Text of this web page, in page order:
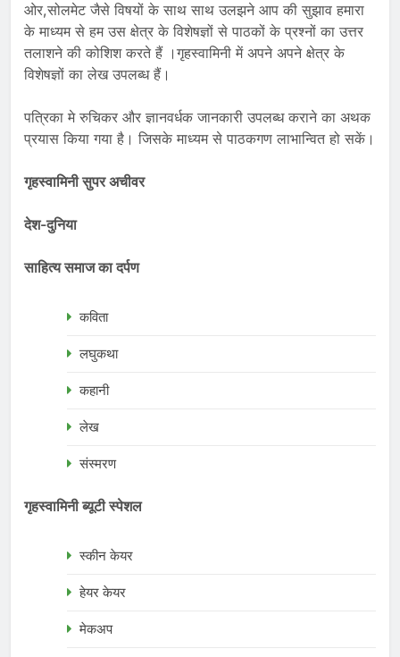
ओर,सोलमेट जैसे विषयों के साथ साथ उलझने आप की सुझाव हमारा
के माध्यम से हम उस क्षेत्र के विशेषज्ञों से पाठकों के प्रश्नों का उत्तर
तलाशने की कोशिश करते हैं ।गृहस्वामिनी में अपने अपने क्षेत्र के
विशेषज्ञों का लेख उपलब्ध हैं।
पत्रिका मे रुचिकर और ज्ञानवर्धक जानकारी उपलब्ध कराने का अथक
प्रयास किया गया है। जिसके माध्यम से पाठकगण लाभान्वित हो सकें।
गृहस्वामिनी सुपर अचीवर
देश-दुनिया
साहित्य समाज का दर्पण
कविता
लघुकथा
कहानी
लेख
संस्मरण
गृहस्वामिनी ब्यूटी स्पेशल
स्कीन केयर
हेयर केयर
मेकअप